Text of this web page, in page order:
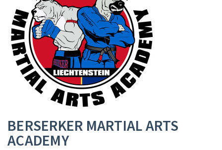
BERSERKER MARTIAL ARTS
ACADEMY